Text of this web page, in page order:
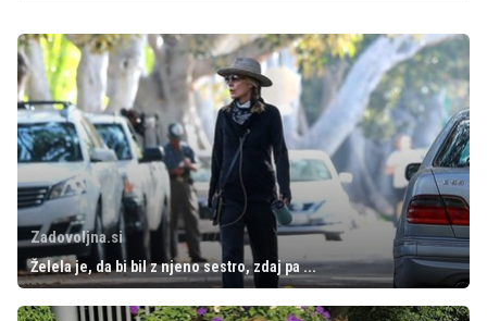
Zadovoljna.si
Želela je, da bi bil z njeno sestro, zdaj pa ...